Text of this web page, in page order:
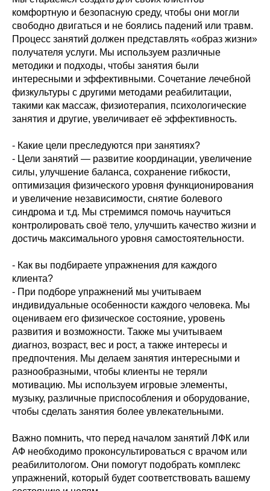
комфортную и безопасную среду, чтобы они могли
свободно двигаться и не боялись падений или травм.
Процесс занятий должен представлять «образ жизни»
получателя услуги. Мы используем различные
методики и подходы, чтобы занятия были
интересными и эффективными. Сочетание лечебной
физкультуры с другими методами реабилитации,
такими как массаж, физиотерапия, психологические
занятия и другие, увеличивает её эффективность.
- Какие цели преследуются при занятиях?
- Цели занятий — развитие координации, увеличение
силы, улучшение баланса, сохранение гибкости,
оптимизация физического уровня функционирования
и увеличение независимости, снятие болевого
синдрома и т.д. Мы стремимся помочь научиться
контролировать своё тело, улучшить качество жизни и
достичь максимального уровня самостоятельности.
- Как вы подбираете упражнения для каждого
клиента?
- При подборе упражнений мы учитываем
индивидуальные особенности каждого человека. Мы
оцениваем его физическое состояние, уровень
развития и возможности. Также мы учитываем
диагноз, возраст, вес и рост, а также интересы и
предпочтения. Мы делаем занятия интересными и
разнообразными, чтобы клиенты не теряли
мотивацию. Мы используем игровые элементы,
музыку, различные приспособления и оборудование,
чтобы сделать занятия более увлекательными.
Важно помнить, что перед началом занятий ЛФК или
АФ необходимо проконсультироваться с врачом или
реабилитологом. Они помогут подобрать комплекс
упражнений, который будет соответствовать вашему